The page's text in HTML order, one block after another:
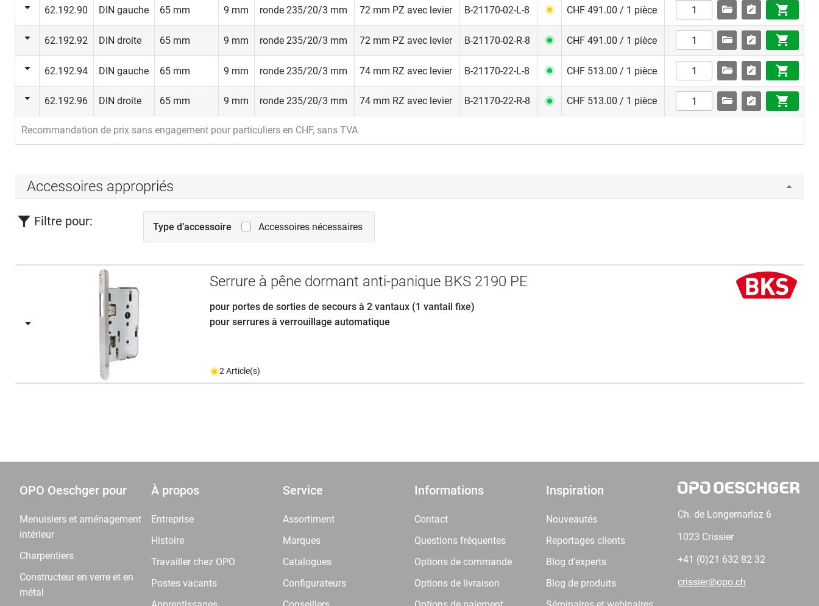
Cette fonction anti-panique souvent utilisée est indiquée pour des portes qui sont
toujours fermées de l’extérieur. Une ouverture depuis l’extérieur n’est possible qu’avec
Portes d’entrée d’immeubles locatifs et d’habitations collectives, portes d’entrée
d’entrepôts et de bâtiments professionnels, garages souterrains et de stationnement,
salles techniques, installations d’ascenseurs.
62.192.90 DIN gauche 65 mm 9 mm ronde 235/20/3 mm 72 mm PZ avec levier B-21170-02-L-8 CHF 491.00 / 1 pièce
62.192.92 DIN droite 65 mm 9 mm ronde 235/20/3 mm 72 mm PZ avec levier B-21170-02-R-8 CHF 491.00 / 1 pièce
62.192.94 DIN gauche 65 mm 9 mm ronde 235/20/3 mm 74 mm RZ avec levier B-21170-22-L-8 CHF 513.00 / 1 pièce
62.192.96 DIN droite 65 mm 9 mm ronde 235/20/3 mm 74 mm RZ avec levier B-21170-22-R-8 CHF 513.00 / 1 pièce
Recommandation de prix sans engagement pour particuliers en CHF, sans TVA
Accessoires appropriés
Filtre pour: Type d’accessoire Accessoires nécessaires
Serrure à pêne dormant anti-panique BKS 2190 PE
pour portes de sorties de secours à 2 vantaux (1 vantail fixe)
pour serrures à verrouillage automatique
2 Article(s)
OPO Oeschger pour
Menuisiers et aménagement
intérieur
Charpentiers
Constructeur en verre et en
métal
À propos
Entreprise
Histoire
Travailler chez OPO
Postes vacants
Service
Assortiment
Marques
Catalogues
Configurateurs
Informations
Contact
Questions fréquentes
Options de commande
Options de livraison
Inspiration
Nouveautés
Reportages clients
Blog d'experts
Blog de produits
Ch. de Longemarlaz 6
1023 Crissier
+41 (0)21 632 82 32
crissier@opo.ch